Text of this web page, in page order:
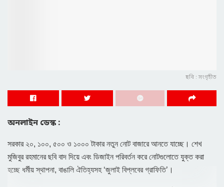
ছবি : সংগৃহীত
অনলাইন ডেস্ক :
সরকার ২০, ১০০, ৫০০ ও ১০০০ টাকার নতুন নোট বাজারে আনতে যাচ্ছে। শেখ
মুজিবুর রহমানের ছবি বাদ দিয়ে এবং ডিজাইন পরিবর্তন করে নোটগুলোতে যুক্ত করা
হচ্ছে ধর্মীয় স্থাপনা, বাঙালি ঐতিহ্যসহ ‘জুলাই বিপ্লবের গ্রাফিতি’।